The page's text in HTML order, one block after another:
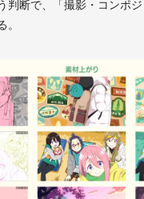
判断で、「撮影・コンポ
。